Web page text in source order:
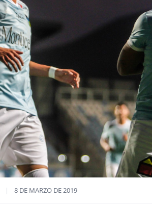
| 8 DE MARZO DE 2019